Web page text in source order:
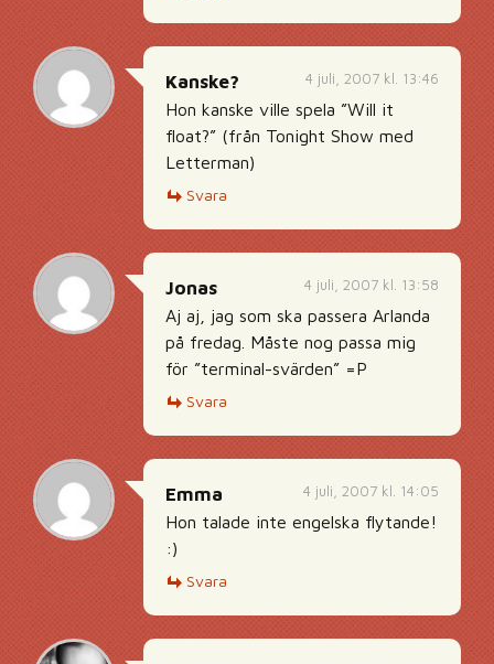
4 juli, 2007 kl. 13:46
Kanske?
Hon kanske ville spela ”Will it
float?” (från Tonight Show med
Letterman)
Svara
4 juli, 2007 kl. 13:58
Jonas
Aj aj, jag som ska passera Arlanda
på fredag. Måste nog passa mig
för ”terminal-svärden” =P
Svara
4 juli, 2007 kl. 14:05
Emma
Hon talade inte engelska flytande!
:)
Svara